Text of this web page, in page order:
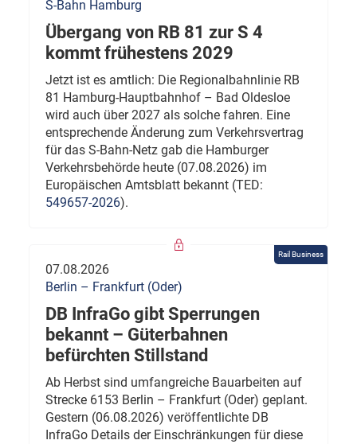
S-Bahn Hamburg
Übergang von RB 81 zur S 4
kommt frühestens 2029
Jetzt ist es amtlich: Die Regionalbahnlinie RB
81 Hamburg-Hauptbahnhof – Bad Oldesloe
wird auch über 2027 als solche fahren. Eine
entsprechende Änderung zum Verkehrsvertrag
für das S-Bahn-Netz gab die Hamburger
Verkehrsbehörde heute (07.08.2026) im
Europäischen Amtsblatt bekannt (TED:
549657-2026).
Rail Business
07.08.2026
Berlin – Frankfurt (Oder)
DB InfraGo gibt Sperrungen
bekannt – Güterbahnen
befürchten Stillstand
Ab Herbst sind umfangreiche Bauarbeiten auf
Strecke 6153 Berlin – Frankfurt (Oder) geplant.
Gestern (06.08.2026) veröffentlichte DB
InfraGo Details der Einschränkungen für diese